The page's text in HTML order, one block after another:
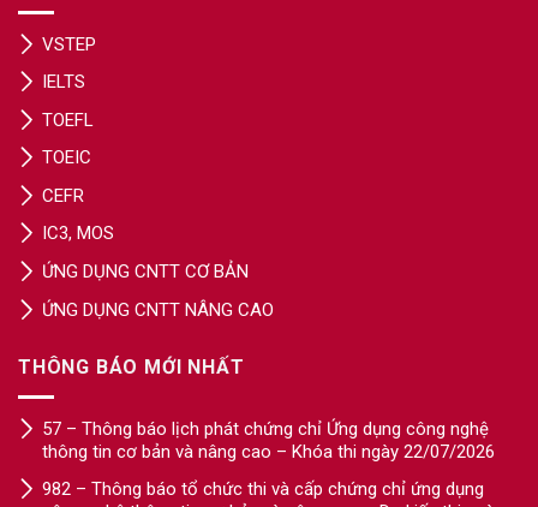
VSTEP
ỨNG DỤNG CNTT CƠ BẢN
ỨNG DỤNG CNTT NÂNG CAO
IC3, MOS
IELTS
TOEFL
TOEIC
CEFR
THÔNG BÁO MỚI NHẤT
57 – Thông báo lịch phát chứng chỉ Ứng dụng công nghệ
thông tin cơ bản và nâng cao – Khóa thi ngày 22/07/2026
982 – Thông báo tổ chức thi và cấp chứng chỉ ứng dụng